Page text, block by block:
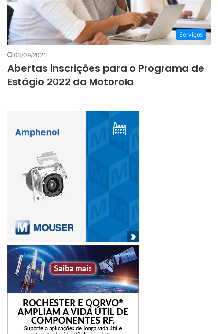
Serviços
03/09/2021
Abertas inscrições para o Programa de
Estágio 2022 da Motorola